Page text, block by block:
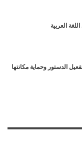
العربية
الدستور وحماية مكانتها